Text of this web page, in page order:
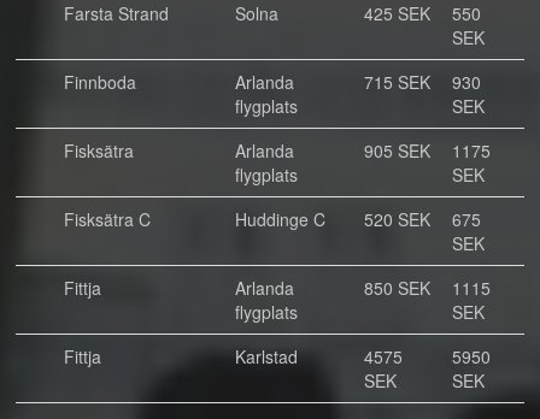
Farsta Strand
Solna 425 SEK
550
SEK
Finnboda
Arlanda
flygplats
715 SEK
930
SEK
Fisksätra
Arlanda
flygplats
905 SEK
1175
SEK
Fisksätra C
Huddinge C 520 SEK
675
SEK
Fittja
Arlanda
flygplats
850 SEK
1115
SEK
Fittja
Karlstad
4575
SEK
5950
SEK